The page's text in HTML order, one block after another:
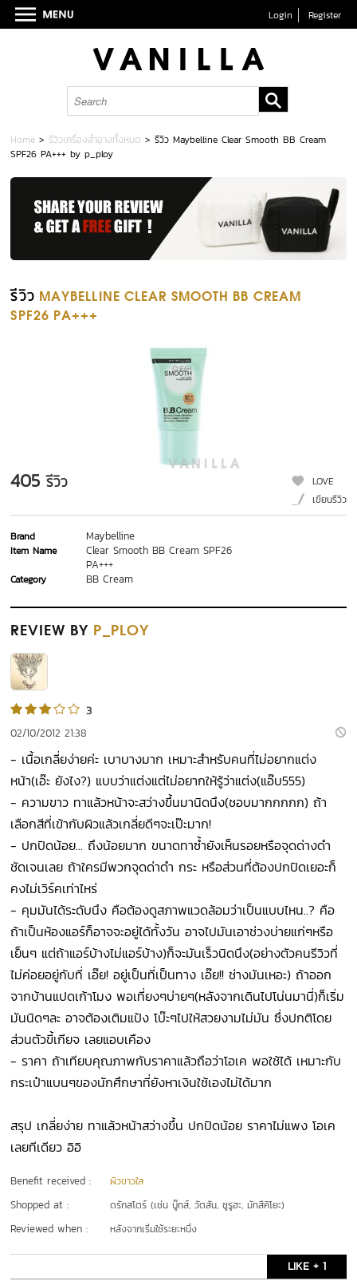
Login Register
Home >รีวิวเครื่องสำอางทั้งหมด >รีวิว Maybelline Clear Smooth BB Cream
SPF26 PA+++ by p_ploy
รีวิว MAYBELLINE CLEAR SMOOTH BB CREAM
SPF26 PA+++
405 รีวิว
LOVE
เขียนรีวิว
Brand Maybelline
Item Name
Clear Smooth BB Cream SPF26
PA+++
Category BB Cream
REVIEW BY P_PLOY
3
02/10/2012 21:38
- เนื้อเกลี่ยง่ายค่ะ เบาบางมาก เหมาะสำหรับคนที่ไม่อยากแต่ง
หน้า(เอ๊ะ ยังไง?) แบบว่าแต่งแต่ไม่อยากให้รู้ว่าแต่ง(แอ๊บ555)
- ความขาว ทาแล้วหน้าจะสว่างขึ้นมานิดนึง(ชอบมากกกกก) ถ้า
เลือกสีที่เข้ากับผิวแล้วเกลี่ยดีๆจะเป๊ะมาก!
- ปกปิดน้อย... ถึงน้อยมาก ขนาดทาซ้ำยังเห็นรอยหรือจุดด่างดำ
ชัดเจนเลย ถ้าใครมีพวกจุดด่าดำ กระ หรือส่วนที่ต้องปกปิดเยอะก็
คงไม่เวิร์คเท่าไหร่
- คุมมันได้ระดับนึง คือต้องดูสภาพแวดล้อมว่าเป็นแบบไหน..? คือ
ถ้าเป็นห้องแอร์ก็อาจจะอยู่ได้ทั้งวัน อาจไปมันเอาช่วงบ่ายแก่ๆหรือ
เย็นๆ แต่ถ้าแอร์บ้างไม่แอร์บ้าง)ก็จะมันเร็วนิดนึง(อย่างตัวคนรีวิวที่
ไม่ค่อยอยู่กับที่ เอ๊ย! อยู่เป็นที่เป็นทาง เอ๊ย!! ช่างมันเหอะ) ถ้าออก
จากบ้านแปดเก้าโมง พอเที่ยงๆบ่ายๆ(หลังจากเดินไปโน่นมานี่)ก็เริ่ม
มันนิดๆละ อาจต้องเติมแป้ง โบ๊ะๆไปให้สวยงามไม่มัน ซึ่งปกติโดย
ส่วนตัวขี้เกียจ เลยแอบเคือง
- ราคา ถ้าเทียบคุณภาพกับราคาแล้วถือว่าโอเค พอใช้ได้ เหมาะกับ
กระเป๋าแบนๆของนักศึกษาที่ยังหาเงินใช้เองไม่ได้มาก
สรุป เกลี่ยง่าย ทาแล้วหน้าสว่างขึ้น ปกปิดน้อย ราคาไม่แพง โอเค
เลยทีเดียว อิอิ
Benefit received : ผิวขาวใส
Shopped at : ดรักสโตร์ (เช่น บู๊ทส์, วัตสัน, ซูรูฮะ, มัทสึคิโยะ)
Reviewed when : หลังจากเริ่มใช้ระยะหนึ่ง
LIKE + 1